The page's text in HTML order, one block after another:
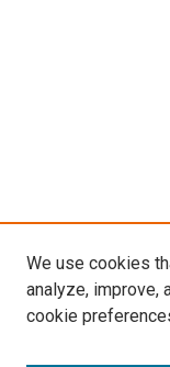
We use cookies
analyze, improve,
cookie